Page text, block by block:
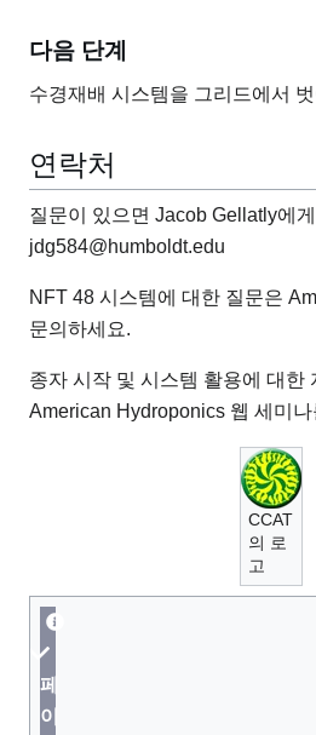
다음 단계
수경재배 시스템을 그리드에서
연락처
질문이 있으면 Jacob Gellatly에
jdg584@humboldt.edu
NFT 48 시스템에 대한 질문은
문의하세요.
종자 시작 및 시스템 활용에 대한
American Hydroponics 웹 세미
CCAT
의 로
고
페
이